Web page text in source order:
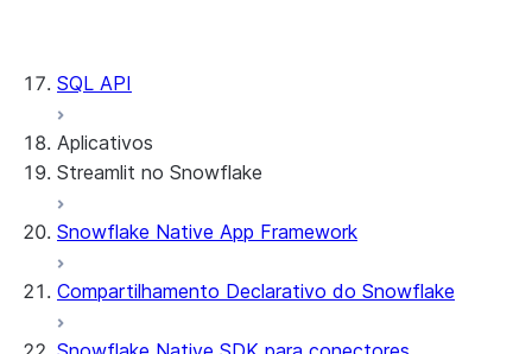
SQL API
Aplicativos
Streamlit no Snowflake
Sobre o Streamlit no Snowflake
Snowflake Native App Framework
Compartilhamento Declarativo do Snowflake